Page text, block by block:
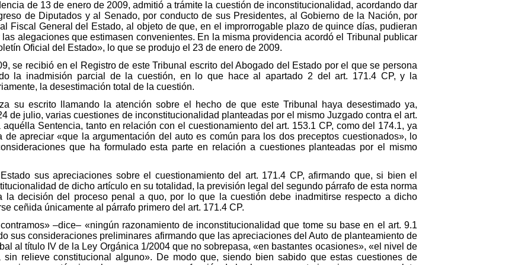
de 13 de enero de 2009, admitió a trámite la cuestión de inconstitucionalidad, acordando dar
de Diputados y al Senado, por conducto de sus Presidentes, al Gobierno de la Nación, por
Fiscal General del Estado, al objeto de que, en el improrrogable plazo de quince días, pudieran
alegaciones que estimasen convenientes. En la misma providencia acordó el Tribunal publicar
Oficial del Estado», lo que se produjo el 23 de enero de 2009.
se recibió en el Registro de este Tribunal escrito del Abogado del Estado por el que se persona
la inadmisión parcial de la cuestión, en lo que hace al apartado 2 del art. 171.4 CP, y la
la desestimación total de la cuestión.
su escrito llamando la atención sobre el hecho de que este Tribunal haya desestimado ya,
de julio, varias cuestiones de inconstitucionalidad planteadas por el mismo Juzgado contra el art.
Sentencia, tanto en relación con el cuestionamiento del art. 153.1 CP, como del 174.1, ya
apreciar «que la argumentación del auto es común para los dos preceptos cuestionados», lo
que ha formulado esta parte en relación a cuestiones planteadas por el mismo
sus apreciaciones sobre el cuestionamiento del art. 171.4 CP, afirmando que, si bien el
de dicho artículo en su totalidad, la previsión legal del segundo párrafo de esta norma
la decisión del proceso penal a quo, por lo que la cuestión debe inadmitirse respecto a dicho
ceñida únicamente al párrafo primero del art. 171.4 CP.
–dice– «ningún razonamiento de inconstitucionalidad que tome su base en el art. 9.1
sus consideraciones preliminares afirmando que las apreciaciones del Auto de planteamiento de
al título IV de la Ley Orgánica 1/2004 que no sobrepasa, «en bastantes ocasiones», «el nivel de
relieve constitucional alguno». De modo que, siendo bien sabido que estas cuestiones de